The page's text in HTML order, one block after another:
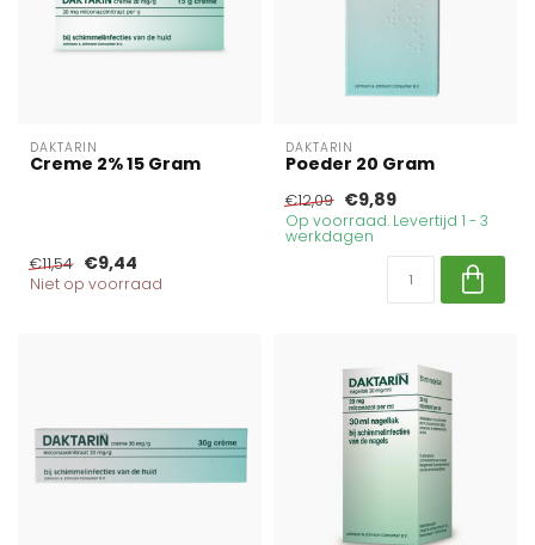
DAKTARIN
Creme 2% 15 Gram
€11,54 €9,44
Niet op voorraad
DAKTARIN
Poeder 20 Gram
€12,09 €9,89
Op voorraad. Levertijd 1 - 3
werkdagen